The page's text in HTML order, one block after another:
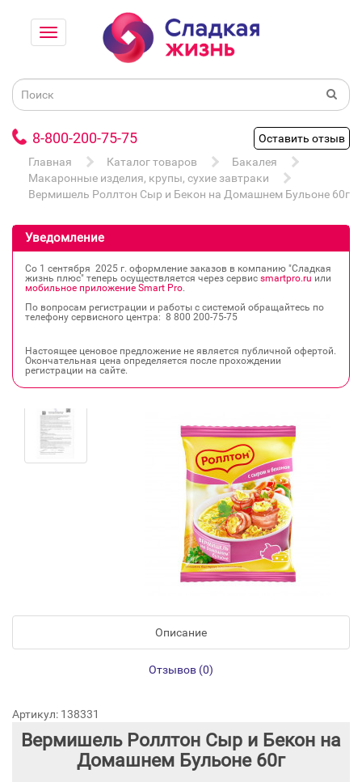
8-800-200-75-75
Оставить отзыв
Главная
Каталог товаров
Бакалея
Макаронные изделия, крупы, сухие завтраки
Вермишель Роллтон Сыр и Бекон на Домашнем Бульоне 60г
Уведомление
Со 1 сентября 2025 г. оформление заказов в компанию "Сладкая
жизнь плюс" теперь осуществляется через сервис smartpro.ru или
мобильное приложение Smart Pro.
По вопросам регистрации и работы с системой обращайтесь по
телефону сервисного центра: 8 800 200‐75‐75
Настоящее ценовое предложение не является публичной офертой.
Окончательная цена определяется после прохождении
регистрации на сайте.
Описание
Отзывов (0)
Артикул: 138331
Вермишель Роллтон Сыр и Бекон на
Домашнем Бульоне 60г